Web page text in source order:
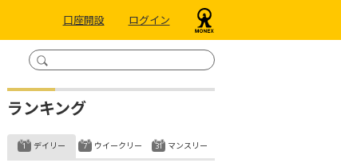
口座開設 ログイン
ランキング
デイリー ウイークリー マンスリー